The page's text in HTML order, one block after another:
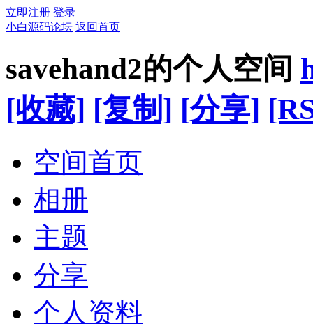
立即注册 登录
小白源码论坛 返回首页
savehand2的个人空间
[收藏] [复制] [分享]
空间首页
相册
主题
分享
个人资料